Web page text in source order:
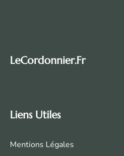
LeCordonnier.fr
Liens Utiles
Mentions Légales